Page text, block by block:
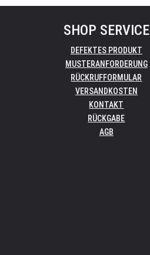
SHOP SERVICE
DEFEKTES PRODUKT
MUSTERANFORDERUNG
RÜCKRUFFORMULAR
VERSANDKOSTEN
KONTAKT
RÜCKGABE
AGB